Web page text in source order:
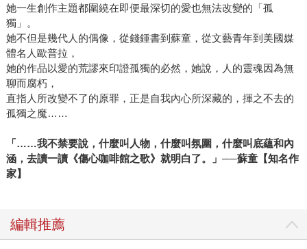
她一生創作主題都圍繞在即便最深切的愛也無法改變的「孤
獨」。
她不但是幾代人的偶像，從錢鍾書到蘇童，從文藝青年到美國媒
體名人歐普拉，
她的作品以愛的荒謬來印證孤獨的必然，她說，人的靈魂因為無
聊而腐朽，
直指人所改變不了的原罪，正是自我內心所深藏的，揮之不去的
孤獨之魔……
「……我不禁要說，什麼叫人物，什麼叫氛圍，什麼叫底蘊和內
涵，去讀一讀《傷心咖啡館之歌》就明白了。」──蘇童【知名作
家】
編輯推薦